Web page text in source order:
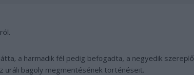
a harmadik fél pedig befogadta, a negyedik szereplő
uráli bagoly megmentésének történéseit.